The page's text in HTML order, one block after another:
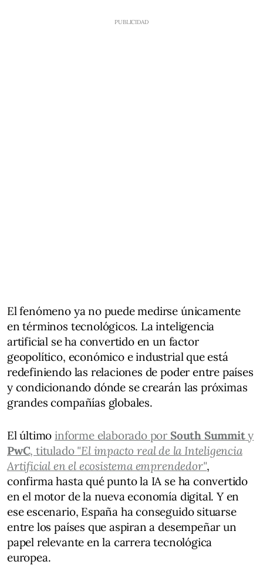
El fenómeno ya no puede medirse únicamente
en términos tecnológicos. La inteligencia
artificial se ha convertido en un factor
geopolítico, económico e industrial que está
redefiniendo las relaciones de poder entre países
y condicionando dónde se crearán las próximas
grandes compañías globales.
El últimoinforme elaborado por South Summity
PwC, titulado "El impacto real de la Inteligencia
Artificial en el ecosistema emprendedor",
confirma hasta qué punto la IA se ha convertido
en el motor de la nueva economía digital. Y en
ese escenario, España ha conseguido situarse
entre los países que aspiran a desempeñar un
papel relevante en la carrera tecnológica
europea.